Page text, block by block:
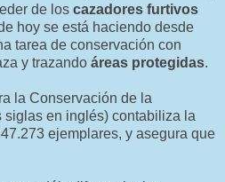
de los cazadores furtivos
hoy se está haciendo desde
tarea de conservación con
y trazando áreas protegidas.
la Conservación de la
siglas en inglés) contabiliza la
ejemplares, y asegura que